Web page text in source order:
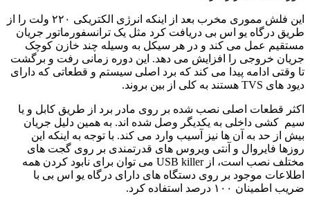
این فلش مموری مخرب بعد از اینکه انرژی الکتریکی ۲۲۰ ولت را از
طریق درگاه یو ‌اس ‌بی دریافت کرد مثل یک ترانسفورماتور جریان
مستقیم عمل می کند و در هر سیکل به وسیله چند خازن کوچک
جریان خروجی را افزایش می ‌دهد. این دوره زمانی رفت و برگشت
تا وقتی ادامه پیدا می کند که برد اصلی سیستم و قطعاتی که دارای
دیود های TVS هستند به کلی از بین بروند.
اکثر قطعات اصلی نصب شده بر روی مادر برد از طریق کابل و یا
سیم‌ کشی داخلی به یکدیگر وصل شده اند. به همین دلیل جریان
بیش از حد به آن ها نیز آسیب وارد می کند. با توجه به اینکه این
روزها فایروال‌ و آنتی ‌ویروس‌ های قدرتمندی بر روی گجت‌ های
مختلف نصب است، از USB killer می ‌توان برای نابود کردن همه
اطلاعات موجود بر روی دستگاه‌ های دارای درگاه یو ‌اس ‌بی با
ضریب اطمینان ۱۰۰ درصد استفاده کرد.